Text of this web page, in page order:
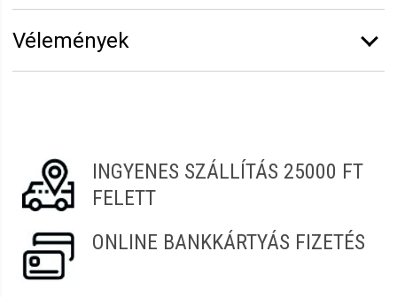
Vélemények
INGYENES SZÁLLÍTÁS 25000 FT
FELETT
ONLINE BANKKÁRTYÁS FIZETÉS